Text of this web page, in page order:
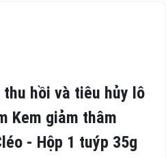
hồi và tiêu hủy lô
Kem giảm thâm
- Hộp 1 tuýp 35g